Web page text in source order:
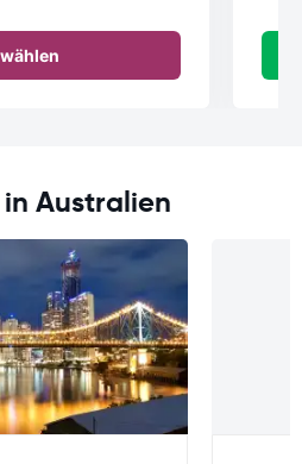
Australien